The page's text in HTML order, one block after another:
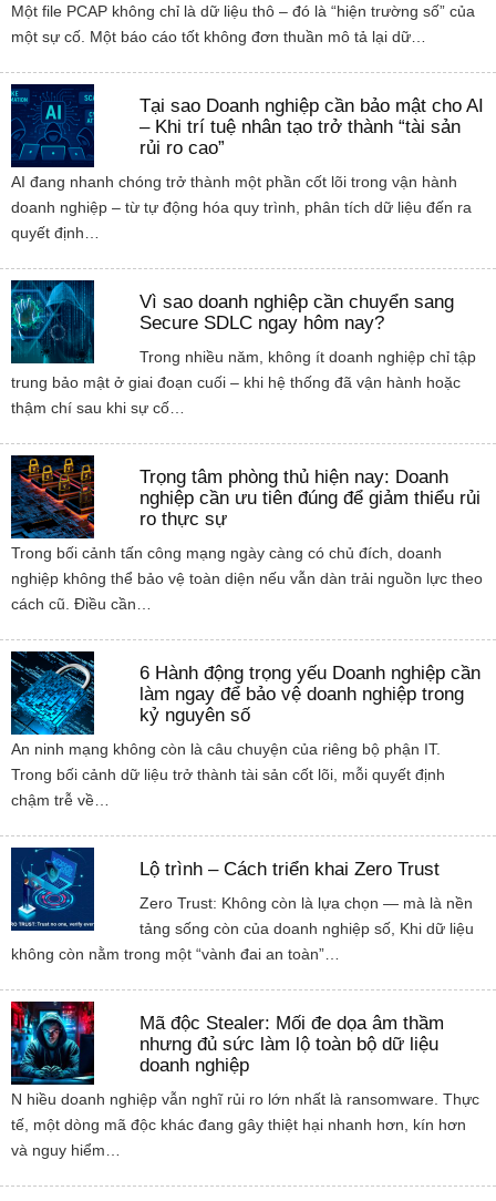
Một file PCAP không chỉ là dữ liệu thô – đó là “hiện trường số” của
một sự cố. Một báo cáo tốt không đơn thuần mô tả lại dữ…
Tại sao Doanh nghiệp cần bảo mật cho AI
– Khi trí tuệ nhân tạo trở thành “tài sản
rủi ro cao”
AI đang nhanh chóng trở thành một phần cốt lõi trong vận hành
doanh nghiệp – từ tự động hóa quy trình, phân tích dữ liệu đến ra
quyết định…
Vì sao doanh nghiệp cần chuyển sang
Secure SDLC ngay hôm nay?
Trong nhiều năm, không ít doanh nghiệp chỉ tập
trung bảo mật ở giai đoạn cuối – khi hệ thống đã vận hành hoặc
thậm chí sau khi sự cố…
Trọng tâm phòng thủ hiện nay: Doanh
nghiệp cần ưu tiên đúng để giảm thiểu rủi
ro thực sự
Trong bối cảnh tấn công mạng ngày càng có chủ đích, doanh
nghiệp không thể bảo vệ toàn diện nếu vẫn dàn trải nguồn lực theo
cách cũ. Điều cần…
6 Hành động trọng yếu Doanh nghiệp cần
làm ngay để bảo vệ doanh nghiệp trong
kỷ nguyên số
An ninh mạng không còn là câu chuyện của riêng bộ phận IT.
Trong bối cảnh dữ liệu trở thành tài sản cốt lõi, mỗi quyết định
chậm trễ về…
Lộ trình – Cách triển khai Zero Trust
Zero Trust: Không còn là lựa chọn — mà là nền
tảng sống còn của doanh nghiệp số, Khi dữ liệu
không còn nằm trong một “vành đai an toàn”…
Mã độc Stealer: Mối đe dọa âm thầm
nhưng đủ sức làm lộ toàn bộ dữ liệu
doanh nghiệp
N hiều doanh nghiệp vẫn nghĩ rủi ro lớn nhất là ransomware. Thực
tế, một dòng mã độc khác đang gây thiệt hại nhanh hơn, kín hơn
và nguy hiểm…